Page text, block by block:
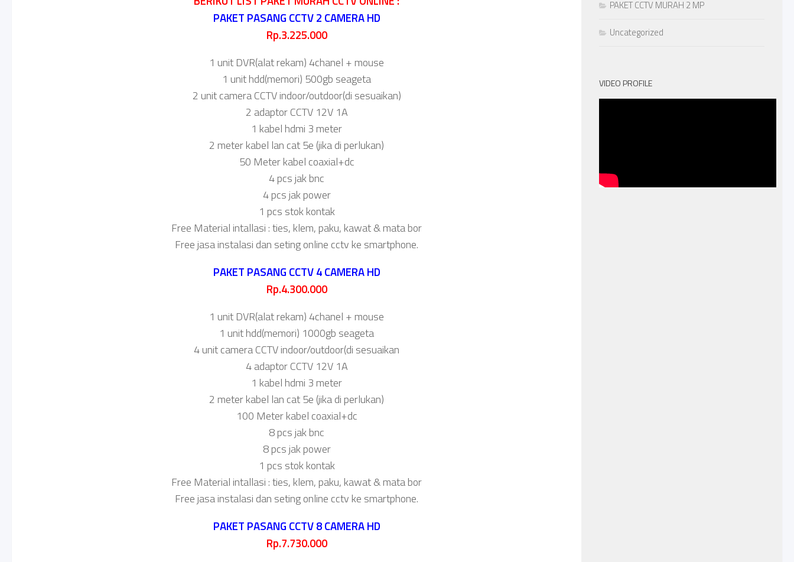
PAKET PASANG CCTV 2 CAMERA HD
Rp.3.225.000
1 unit DVR(alat rekam) 4chanel + mouse
1 unit hdd(memori) 500gb seageta
2 unit camera CCTV indoor/outdoor(di sesuaikan)
2 adaptor CCTV 12V 1A
1 kabel hdmi 3 meter
2 meter kabel lan cat 5e (jika di perlukan)
50 Meter kabel coaxial+dc
4 pcs jak bnc
4 pcs jak power
1 pcs stok kontak
Free Material intallasi : ties, klem, paku, kawat & mata bor
Free jasa instalasi dan seting online cctv ke smartphone.
PAKET PASANG CCTV 4 CAMERA HD
Rp.4.300.000
1 unit DVR(alat rekam) 4chanel + mouse
1 unit hdd(memori) 1000gb seageta
4 unit camera CCTV indoor/outdoor(di sesuaikan
4 adaptor CCTV 12V 1A
1 kabel hdmi 3 meter
2 meter kabel lan cat 5e (jika di perlukan)
100 Meter kabel coaxial+dc
8 pcs jak bnc
8 pcs jak power
1 pcs stok kontak
Free Material intallasi : ties, klem, paku, kawat & mata bor
Free jasa instalasi dan seting online cctv ke smartphone.
PAKET PASANG CCTV 8 CAMERA HD
Rp.7.730.000
PAKET CCTV MURAH 2 MP
Uncategorized
VIDEO PROFILE